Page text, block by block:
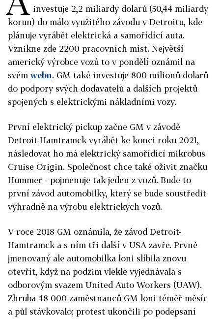
investuje 2,2 miliardy dolarů (50,44 miliardy
korun) do málo využitého závodu v Detroitu, kde
plánuje vyrábět elektrická a samořídící auta.
Vznikne zde 2200 pracovních míst. Největší
americký výrobce vozů to v pondělí oznámil na
svémwebu. GM také investuje 800 milionů dolarů
do podpory svých dodavatelů a dalších projektů
spojených s elektrickými nákladními vozy.
První elektrický pickup začne GM v závodě
Detroit-Hamtramck vyrábět ke konci roku 2021,
následovat ho má elektrický samořídící mikrobus
Cruise Origin. Společnost chce také oživit značku
Hummer - pojmenuje tak jeden z vozů. Bude to
první závod automobilky, který se bude soustředit
výhradně na výrobu elektrických vozů.
V roce 2018 GM oznámila, že závod Detroit-
Hamtramck a s ním tři další v USA zavře. Prvně
jmenovaný ale automobilka loni slíbila znovu
otevřít, když na podzim vlekle vyjednávala s
odborovým svazem United Auto Workers (UAW).
Zhruba 48 000 zaměstnanců GM loni téměř měsíc
a půl stávkovalo; protest ukončili po podepsaní